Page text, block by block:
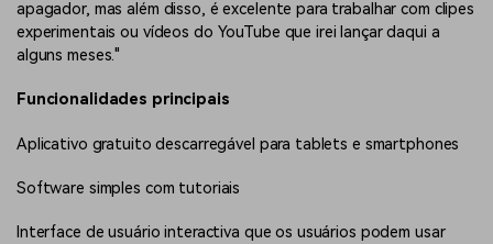
apagador, mas além disso, é excelente para trabalhar com clipes
experimentais ou vídeos do YouTube que irei lançar daqui a
alguns meses."
Funcionalidades principais
Aplicativo gratuito descarregável para tablets e smartphones
Software simples com tutoriais
Interface de usuário interactiva que os usuários podem usar